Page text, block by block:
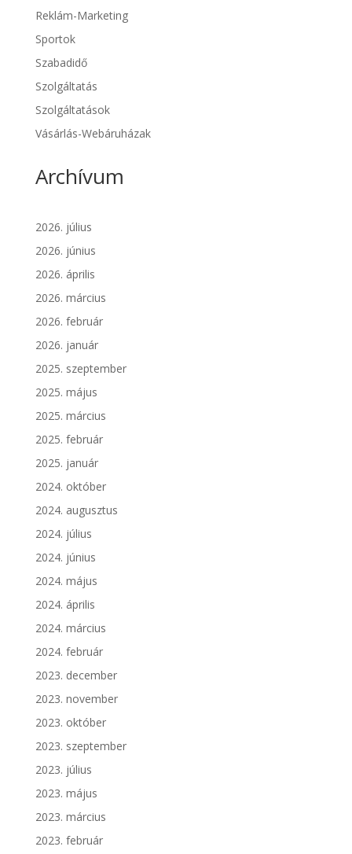
Reklám-Marketing
Sportok
Szabadidő
Szolgáltatás
Szolgáltatások
Vásárlás-Webáruházak
Archívum
2026. július
2026. június
2026. április
2026. március
2026. február
2026. január
2025. szeptember
2025. május
2025. március
2025. február
2025. január
2024. október
2024. augusztus
2024. július
2024. június
2024. május
2024. április
2024. március
2024. február
2023. december
2023. november
2023. október
2023. szeptember
2023. július
2023. május
2023. március
2023. február